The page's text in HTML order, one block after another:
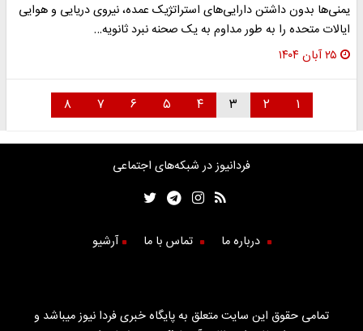
یمنی‌ها بدون داشتن دارایی‌های استراتژیک عمده، نیروی دریایی و هوایی
ایالات متحده را به طور مداوم به یک صحنه نبرد ثانویه…
۲۵ آبان ۱۴۰۴
۱ ۲ ۳ ۴ ۵ ۶ ۷ ۸
فردانیوز در شبکه‌های اجتماعی
درباره ما تماس با ما آرشیو
تمامی حقوق این سایت متعلق به پایگاه خبری فردا نیوز میباشد و